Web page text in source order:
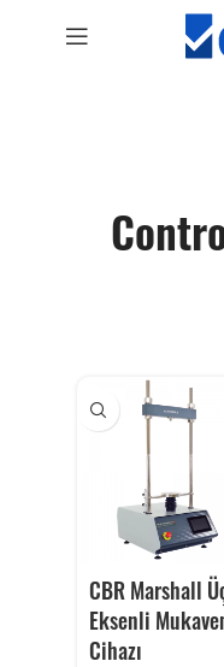
CBR Marshall
Eksenli
Cihazı